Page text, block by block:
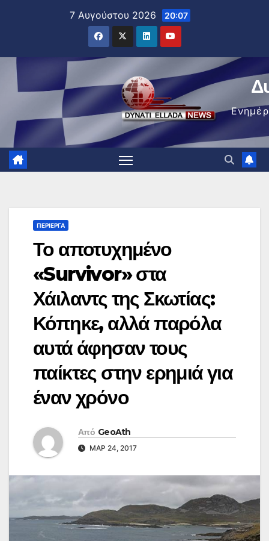
7 Αυγούστου 2026 20:07
ΠΕΡΊΕΡΓΑ
Το αποτυχημένο
«Survivor» στα
Χάιλαντς της Σκωτίας:
Κόπηκε, αλλά παρόλα
αυτά άφησαν τους
παίκτες στην ερημιά για
έναν χρόνο
Από GeoAth
ΜΑΡ 24, 2017